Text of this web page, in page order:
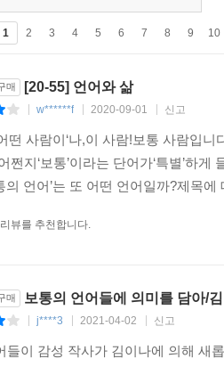
1 2 3 4 5 6 7 8 9 10
매 [20-55] 언어와 삶
w******f 2020-09-01 신고
떤 사람이‘나,이 사람!보통 사람입
쩐지‘보통’이라는 단어가‘특별’하
의 언어’는 또 어떤 언어일까?제목
뷰를 추천합니다.
매 보통의 언어들에 의미를 담아/
j****3 2021-04-02 신고
들이 감성 작사가 김이나에 의해 새